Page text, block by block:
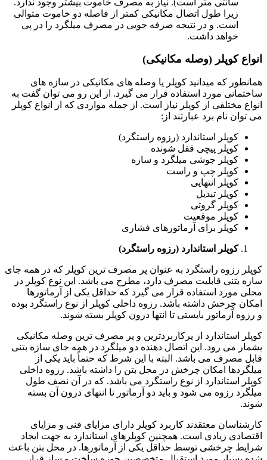
سانتی متر است). نیاز به مصرف خاموت بیشتر وجود ندارد.
زیرا طول اتصال مکانیکی کمتر از فاصله دو خاموت متوالی
است. و در نتیجه صرفه جویی در مصرف میلگرد را در پی
خواهد داشت.
انواع کوپلر (وصله مکانیکی)
همانطور که میدانید کوپلر یا وصله های مکانیکی در سازه های
ساختمانی مورد استفاده قرار می گیرد. از این رو می توان گفت به
انواع مختلفی از کوپلر نیاز است. از جمله مواردی که از انواع کوپلر
می توان نام برد عبارتند از:
کوپلر استاندارد (رزوه راستگرد)
کوپلر پیچی قفل شونده
کوپلر جوشی میلگرد و سازه
کوپلر چپ و راست
کوپلر انتهایی
کوپلر تبدیل
کوپلر گروتی
کوپلر موقعیت
کوپلر برای آرماتورهای فشاری
کوپلر استاندارد (رزوه راستگرد)
کوپلر رزوه راستگرد به عنوان پر مصرف ترین کوپلر که در همه جای
سازه بتنی قابلیت مصرف دارد، مطرح می باشد. این نوع کوپلر در
محلی مورد استفاده قرار می گیرد که حداقل یکی از آرماتورها
امکان چرخش داشته باشد. رزوه داخلی کوپلر از نوع راستگرد بوده
و رزوه آرماتور بایستی تا انتها درون کوپلر بسته شوند.
کوپلر استاندارد از پرکاربردترین و پر مصرف ترین وصله مکانیکی
بشمار می رود. این اتصال دهنده دو میلگرد در همه جای سازه بتنی
قابل مصرف می باشد. البته با این شرط که حتماً باید یکی از
میلگردها امکان چرخش در محل بتن را داشته باشد. رزوه داخلی
کوپلر استاندارد از نوع راستگرد می باشد. که در آن نصف طول
میلگرد رزوه می شود و باید دو آرماتور تا انتهای درون آن بسته
شوند.
کارشناسان معتقدند کاربرد کوپلر دارای مزایای فنی و مزایای
اقتصادی زیادی است. همچنین کوپلرهای استاندارد به جهت ایجاد
شرایط چرخشی توسط حداقل یکی از آرماتورها. در محل بتن باعث